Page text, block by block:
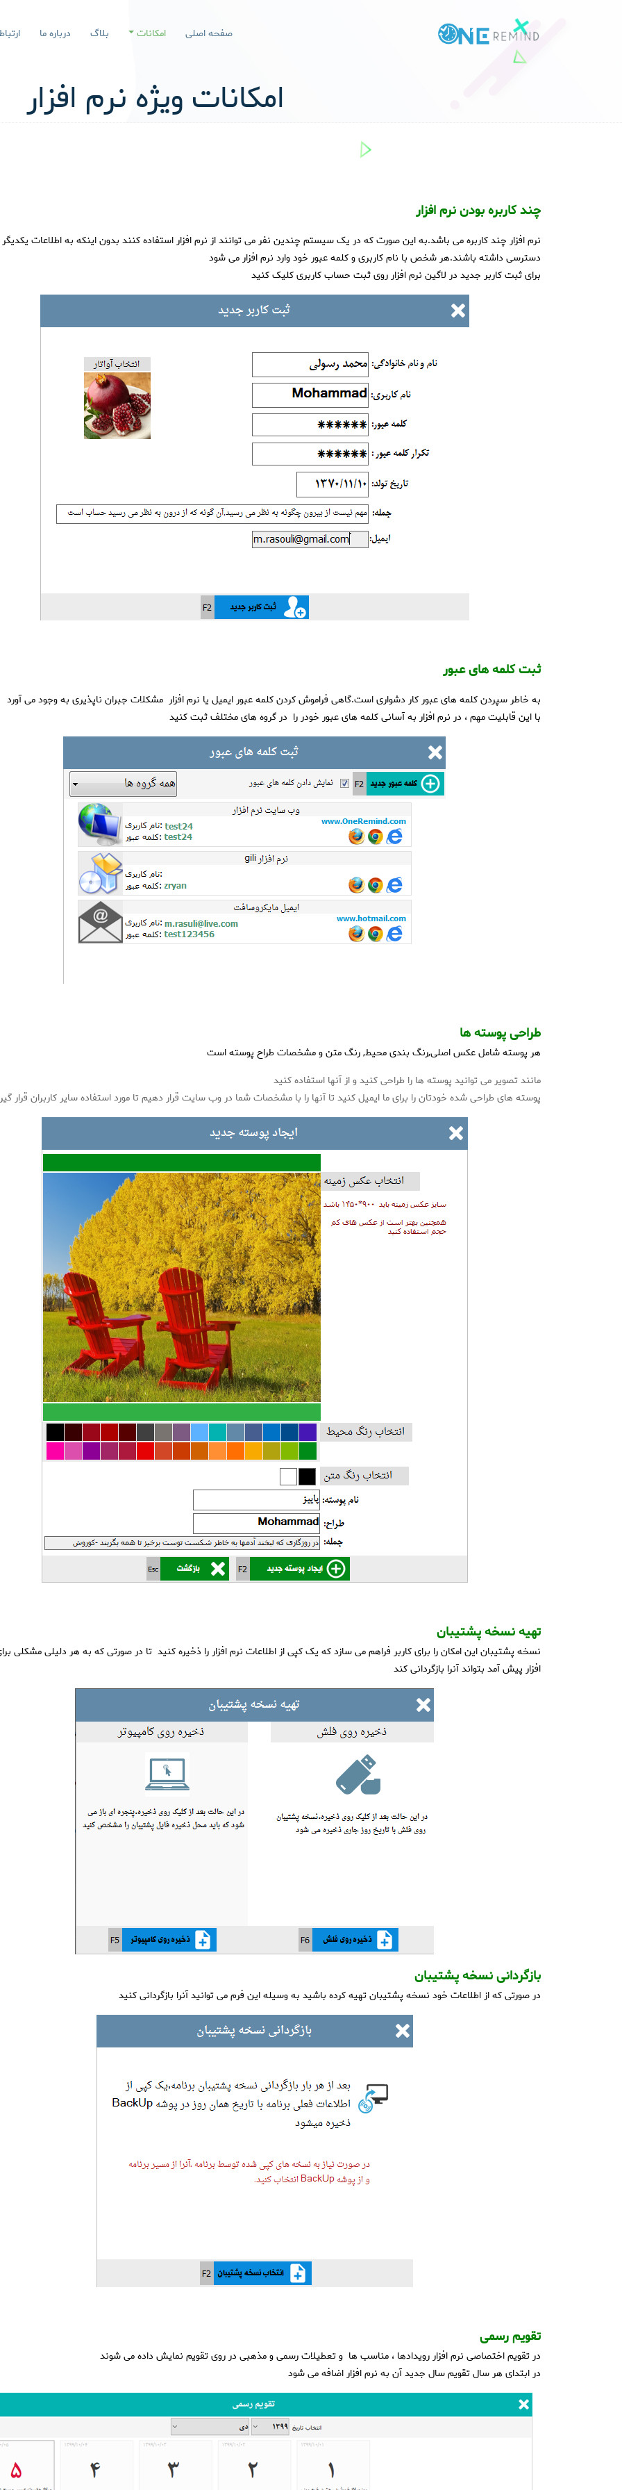
صفحه اصلی امکانات بلاگ درباره ما
امکانات ویژه نرم افزار
چند کاربره بودن نرم افزار
نرم افزار چند کاربره می باشد.به این صورت که در یک سیستم چندین نفر می توانند از نرم افزار استفاده کنند بدون اینکه به اطلاعات یکدیگر
دسترسی داشته باشند.هر شخص با نام کاربری و کلمه عبور خود وارد نرم افزار می شود
برای ثبت کاربر جدید در لاگین نرم افزار روی ثبت حساب کاربری کلیک کنید
ثبت کلمه های عبور
به خاطر سپردن کلمه های عبور کار دشواری است.گاهی فراموش کردن کلمه عبور ایمیل یا نرم افزار مشکلات جبران ناپذیری به وجود می آورد
با این قابلیت مهم ، در نرم افزار به آسانی کلمه های عبور خودر را در گروه های مختلف ثبت کنید
طراحی پوسته ها
هر پوسته شامل عکس اصلی,رنگ بندی محیط, رنگ متن و مشخصات طراح پوسته است
مانند تصویر می توانید پوسته ها را طراحی کنید و از آنها استفاده کنید
پوسته های طراحی شده خودتان را برای ما ایمیل کنید تا آنها را با مشخصات شما در وب سایت قرار دهیم تا مورد استفاده سایر کاربران قرار
تهیه نسخه پشتیبان
نسخه پشتیبان این امکان را برای کاربر فراهم می سازد که یک کپی از اطلاعات نرم افزار را ذخیره کنید تا در صورتی که به هر دلیلی مشکلی
افزار پیش آمد بتواند آنرا بازگردانی کند
بازگردانی نسخه پشتیبان
در صورتی که از اطلاعات خود نسخه پشتیبان تهیه کرده باشید به وسیله این فرم می توانید آنرا بازگردانی کنید
تقویم رسمی
در تقویم اختصاصی نرم افزار رویدادها ، مناسب ها و تعطیلات رسمی و مذهبی در روی تقویم نمایش داده می شوند
در ابتدای هر سال تقویم سال جدید آن به نرم افزار اضافه می شود